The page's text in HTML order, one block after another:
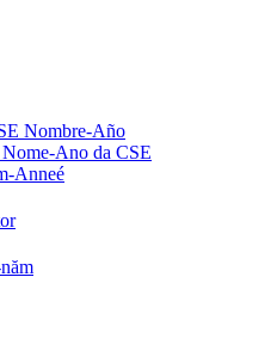
Nombre-Año
Ano da CSE
Anneé